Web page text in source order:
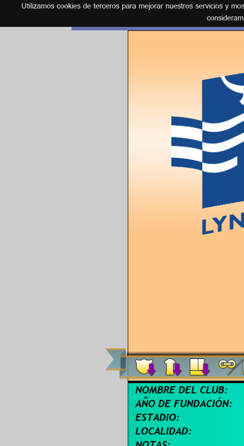
Utilizamos cookies de terceros para mejorar nuestros servicios y
Español